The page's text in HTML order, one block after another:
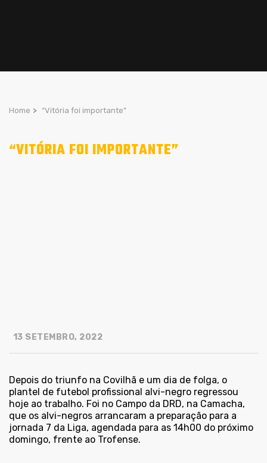
Home > “Vitória foi importante”
“VITÓRIA FOI IMPORTANTE”
13 SETEMBRO, 2022
Depois do triunfo na Covilhã e um dia de folga, o
plantel de futebol profissional alvi-negro regressou
hoje ao trabalho. Foi no Campo da DRD, na Camacha,
que os alvi-negros arrancaram a preparação para a
jornada 7 da Liga, agendada para as 14h00 do próximo
domingo, frente ao Trofense.